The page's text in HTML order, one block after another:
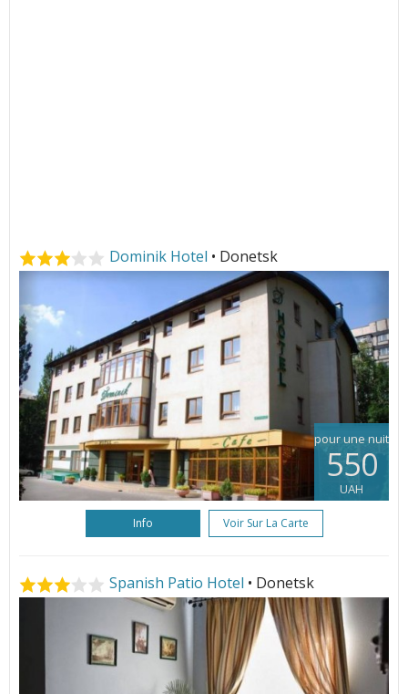
Dominik Hotel • Donetsk
pour une nuit
550
UAH
Info Voir Sur La Carte
Spanish Patio Hotel • Donetsk